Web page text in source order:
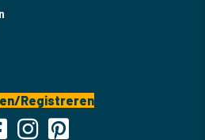
Registreren